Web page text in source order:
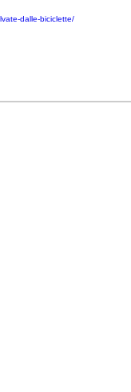
dalle-biciclette/